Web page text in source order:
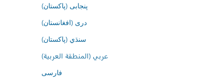
پنجابی (پاکستان)
درى (افغانستان)
سنڌي (پاکستان)
عربي (المنطقة العربية)
فارسى